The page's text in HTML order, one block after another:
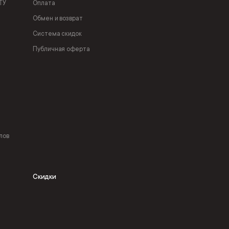
Оплата
Обмен и возврат
Система скидок
Публичная оферта
Скидки